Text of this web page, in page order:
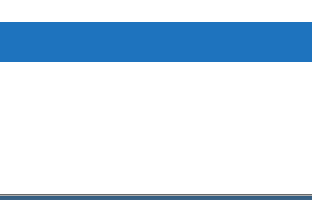
コンテンツへ移動